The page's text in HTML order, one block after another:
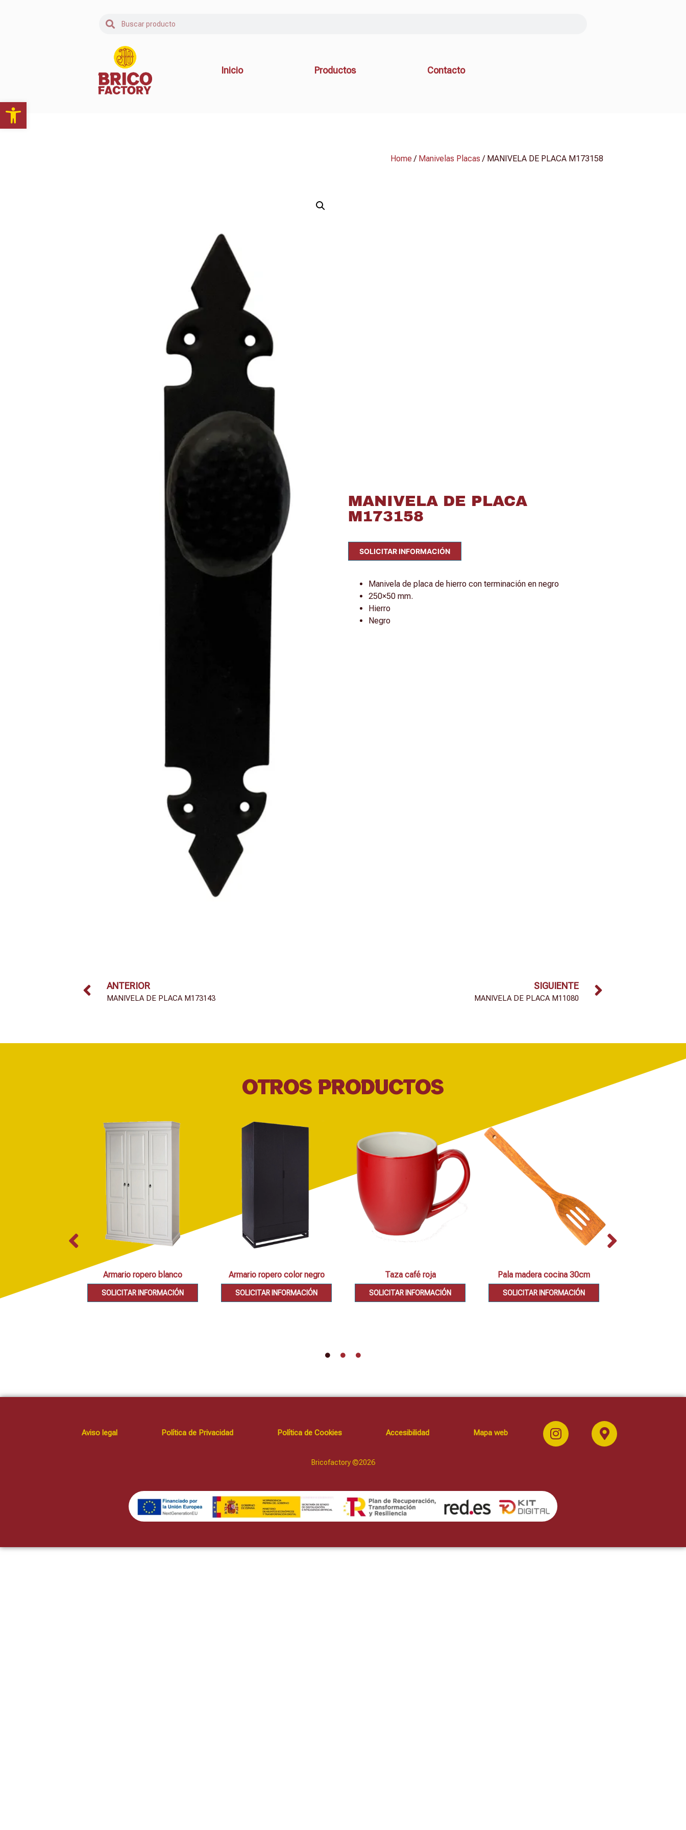
Abrir barra de herramientas
Inicio Productos Contacto
Home/ Manivelas Placas / MANIVELA DE PLACA M173158
MANIVELA DE PLACA
M173158
SOLICITAR INFORMACIÓN
Manivela de placa de hierro con terminación en negro
250×50 mm.
Hierro
Negro
ANTERIOR
MANIVELA DE PLACA M173143
SIGUIENTE
MANIVELA DE PLACA M11080
OTROS PRODUCTOS
Armario ropero blanco
SOLICITAR INFORMACIÓN
Armario ropero color negro
SOLICITAR INFORMACIÓN
Taza café roja
SOLICITAR INFORMACIÓN
Pala madera cocina 30cm
SOLICITAR INFORMACIÓN
Aviso legal Política de Privacidad Política de Cookies Accesibilidad Mapa web
Bricofactory ©2026